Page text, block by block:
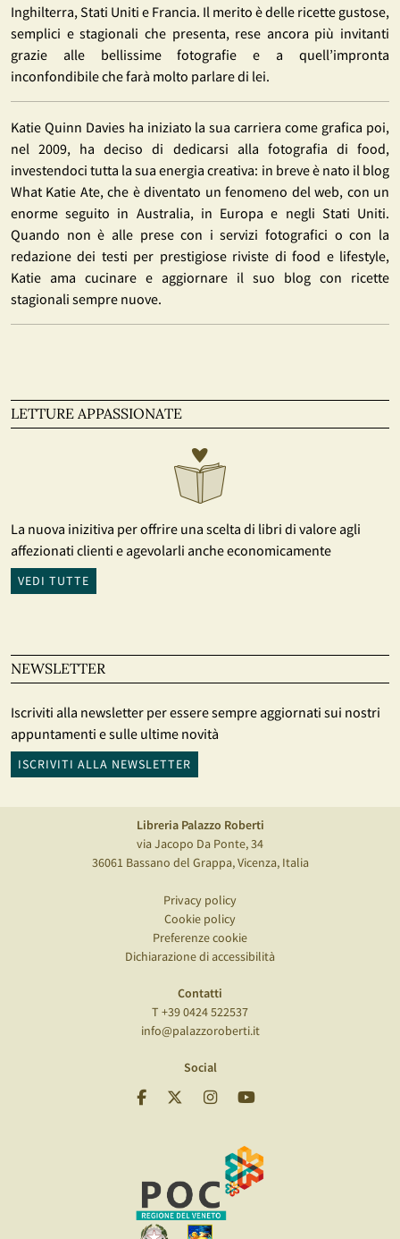
Inghilterra, Stati Uniti e Francia. Il merito è delle ricette gustose,
semplici e stagionali che presenta, rese ancora più invitanti
grazie alle bellissime fotografie e a quell’impronta
inconfondibile che farà molto parlare di lei.
Katie Quinn Davies ha iniziato la sua carriera come grafica poi,
nel 2009, ha deciso di dedicarsi alla fotografia di food,
investendoci tutta la sua energia creativa: in breve è nato il blog
What Katie Ate, che è diventato un fenomeno del web, con un
enorme seguito in Australia, in Europa e negli Stati Uniti.
Quando non è alle prese con i servizi fotografici o con la
redazione dei testi per prestigiose riviste di food e lifestyle,
Katie ama cucinare e aggiornare il suo blog con ricette
stagionali sempre nuove.
LETTURE APPASSIONATE
La nuova inizitiva per offrire una scelta di libri di valore agli
affezionati clienti e agevolarli anche economicamente
VEDI TUTTE
NEWSLETTER
Iscriviti alla newsletter per essere sempre aggiornati sui nostri
appuntamenti e sulle ultime novità
ISCRIVITI ALLA NEWSLETTER
Libreria Palazzo Roberti
via Jacopo Da Ponte, 34
36061 Bassano del Grappa, Vicenza, Italia
Privacy policy
Cookie policy
Preferenze cookie
Dichiarazione di accessibilità
Contatti
T +39 0424 522537
info@palazzoroberti.it
Social